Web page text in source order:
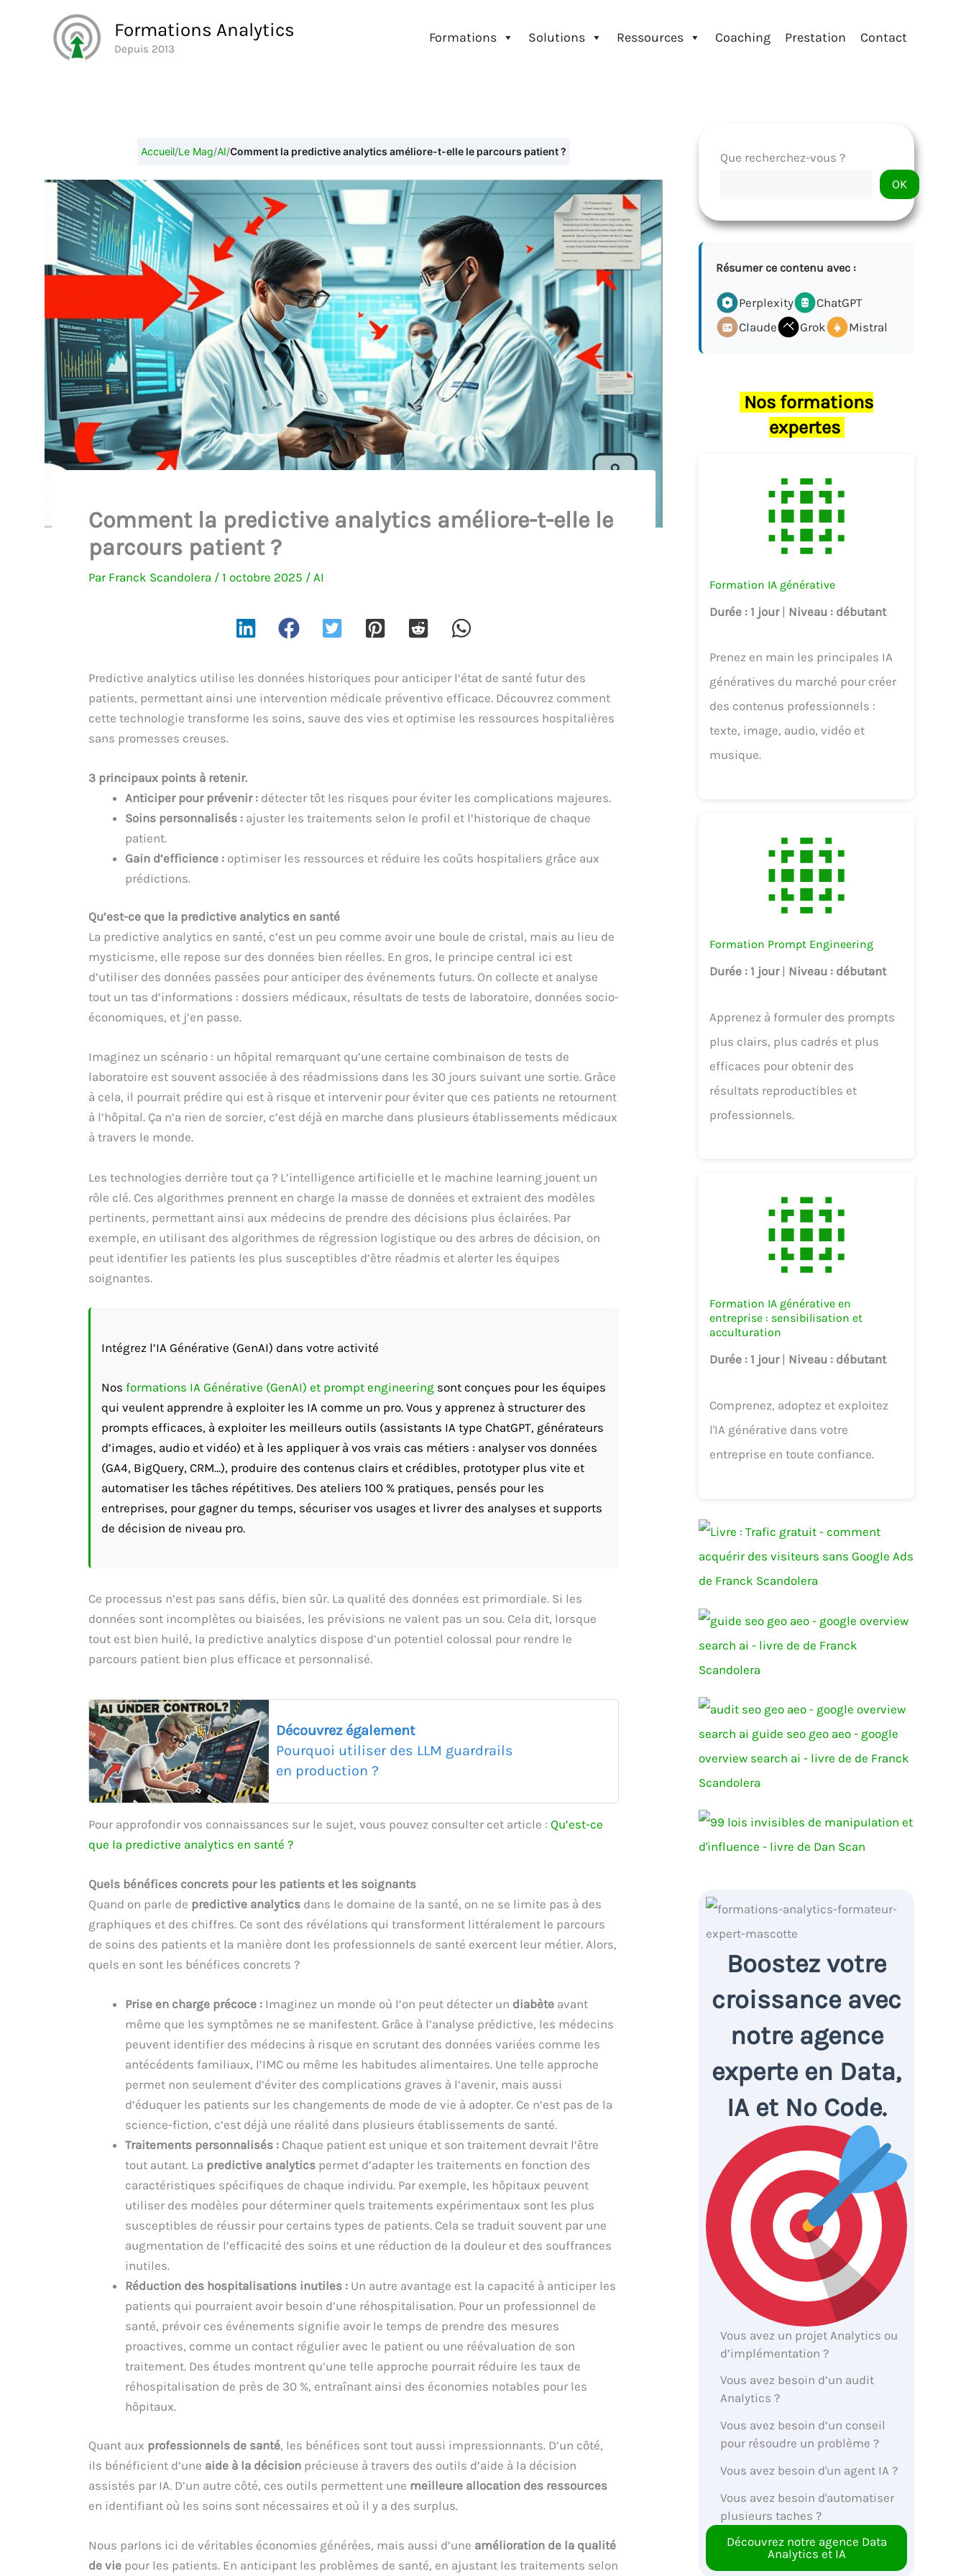
Formations Analytics
Depuis 2013
Formations Solutions Ressources Coaching Prestation Contact
Accueil/Le Mag/AI/Comment la predictive analytics améliore-t-elle le parcours patient ?
Comment la predictive analytics améliore-t-elle le
parcours patient ?
Par Franck Scandolera / 1 octobre 2025 / AI
Predictive analytics utilise les données historiques pour anticiper l’état de santé futur des
patients, permettant ainsi une intervention médicale préventive efficace. Découvrez comment
cette technologie transforme les soins, sauve des vies et optimise les ressources hospitalières
sans promesses creuses.
3 principaux points à retenir.
Anticiper pour prévenir : détecter tôt les risques pour éviter les complications majeures.
Soins personnalisés : ajuster les traitements selon le profil et l’historique de chaque
patient.
Gain d’efficience : optimiser les ressources et réduire les coûts hospitaliers grâce aux
prédictions.
Qu’est-ce que la predictive analytics en santé
La predictive analytics en santé, c’est un peu comme avoir une boule de cristal, mais au lieu de
mysticisme, elle repose sur des données bien réelles. En gros, le principe central ici est
d’utiliser des données passées pour anticiper des événements futurs. On collecte et analyse
tout un tas d’informations : dossiers médicaux, résultats de tests de laboratoire, données socio-
économiques, et j’en passe.
Imaginez un scénario : un hôpital remarquant qu’une certaine combinaison de tests de
laboratoire est souvent associée à des réadmissions dans les 30 jours suivant une sortie. Grâce
à cela, il pourrait prédire qui est à risque et intervenir pour éviter que ces patients ne retournent
à l’hôpital. Ça n’a rien de sorcier, c’est déjà en marche dans plusieurs établissements médicaux
à travers le monde.
Les technologies derrière tout ça ? L’intelligence artificielle et le machine learning jouent un
rôle clé. Ces algorithmes prennent en charge la masse de données et extraient des modèles
pertinents, permettant ainsi aux médecins de prendre des décisions plus éclairées. Par
exemple, en utilisant des algorithmes de régression logistique ou des arbres de décision, on
peut identifier les patients les plus susceptibles d’être réadmis et alerter les équipes
soignantes.
Intégrez l’IA Générative (GenAI) dans votre activité
Nos formations IA Générative (GenAI) et prompt engineering sont conçues pour les équipes
qui veulent apprendre à exploiter les IA comme un pro. Vous y apprenez à structurer des
prompts efficaces, à exploiter les meilleurs outils (assistants IA type ChatGPT, générateurs
d’images, audio et vidéo) et à les appliquer à vos vrais cas métiers : analyser vos données
(GA4, BigQuery, CRM…), produire des contenus clairs et crédibles, prototyper plus vite et
automatiser les tâches répétitives. Des ateliers 100 % pratiques, pensés pour les
entreprises, pour gagner du temps, sécuriser vos usages et livrer des analyses et supports
de décision de niveau pro.
Ce processus n’est pas sans défis, bien sûr. La qualité des données est primordiale. Si les
données sont incomplètes ou biaisées, les prévisions ne valent pas un sou. Cela dit, lorsque
tout est bien huilé, la predictive analytics dispose d’un potentiel colossal pour rendre le
parcours patient bien plus efficace et personnalisé.
Découvrez également
Pourquoi utiliser des LLM guardrails
en production ?
Pour approfondir vos connaissances sur le sujet, vous pouvez consulter cet article : Qu’est-ce
que la predictive analytics en santé ?
Quels bénéfices concrets pour les patients et les soignants
Quand on parle de predictive analytics dans le domaine de la santé, on ne se limite pas à des
graphiques et des chiffres. Ce sont des révélations qui transforment littéralement le parcours
de soins des patients et la manière dont les professionnels de santé exercent leur métier. Alors,
quels en sont les bénéfices concrets ?
Prise en charge précoce : Imaginez un monde où l’on peut détecter un diabète avant
même que les symptômes ne se manifestent. Grâce à l’analyse prédictive, les médecins
peuvent identifier des médecins à risque en scrutant des données variées comme les
antécédents familiaux, l’IMC ou même les habitudes alimentaires. Une telle approche
permet non seulement d’éviter des complications graves à l’avenir, mais aussi
d’éduquer les patients sur les changements de mode de vie à adopter. Ce n’est pas de la
science-fiction, c’est déjà une réalité dans plusieurs établissements de santé.
Traitements personnalisés : Chaque patient est unique et son traitement devrait l’être
tout autant. La predictive analytics permet d’adapter les traitements en fonction des
caractéristiques spécifiques de chaque individu. Par exemple, les hôpitaux peuvent
utiliser des modèles pour déterminer quels traitements expérimentaux sont les plus
susceptibles de réussir pour certains types de patients. Cela se traduit souvent par une
augmentation de l’efficacité des soins et une réduction de la douleur et des souffrances
inutiles.
Réduction des hospitalisations inutiles : Un autre avantage est la capacité à anticiper les
patients qui pourraient avoir besoin d’une réhospitalisation. Pour un professionnel de
santé, prévoir ces événements signifie avoir le temps de prendre des mesures
proactives, comme un contact régulier avec le patient ou une réévaluation de son
traitement. Des études montrent qu’une telle approche pourrait réduire les taux de
réhospitalisation de près de 30 %, entraînant ainsi des économies notables pour les
hôpitaux.
Quant aux professionnels de santé, les bénéfices sont tout aussi impressionnants. D’un côté,
ils bénéficient d’une aide à la décision précieuse à travers des outils d’aide à la décision
assistés par IA. D’un autre côté, ces outils permettent une meilleure allocation des ressources
en identifiant où les soins sont nécessaires et où il y a des surplus.
Nous parlons ici de véritables économies générées, mais aussi d’une amélioration de la qualité
de vie pour les patients. En anticipant les problèmes de santé, en ajustant les traitements selon
Que recherchez-vous ?
OK
Résumer ce contenu avec :
Perplexity
ChatGPT
Claude
Grok Mistral
Nos formations
expertes
Formation IA générative
Durée : 1 jour | Niveau : débutant
Prenez en main les principales IA
génératives du marché pour créer
des contenus professionnels :
texte, image, audio, vidéo et
musique.
Formation Prompt Engineering
Durée : 1 jour | Niveau : débutant
Apprenez à formuler des prompts
plus clairs, plus cadrés et plus
efficaces pour obtenir des
résultats reproductibles et
professionnels.
Formation IA générative en
entreprise : sensibilisation et
acculturation
Durée : 1 jour | Niveau : débutant
Comprenez, adoptez et exploitez
l'IA générative dans votre
entreprise en toute confiance.
Boostez votre
croissance avec
notre agence
experte en Data,
IA et No Code.
Vous avez un projet Analytics ou
d’implémentation ?
Vous avez besoin d’un audit
Analytics ?
Vous avez besoin d’un conseil
pour résoudre un problème ?
Vous avez besoin d'un agent IA ?
Vous avez besoin d'automatiser
plusieurs taches ?
Découvrez notre agence Data
Analytics et IA